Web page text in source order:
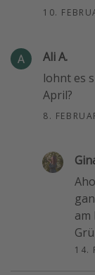
10.
Ali A.
lohnt es
April?
8.
am
14.